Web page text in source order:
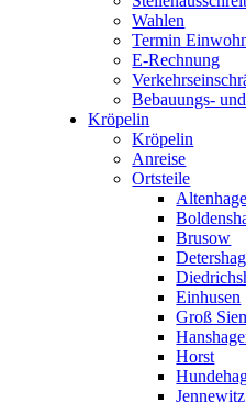
Wahlen
Termin
E-Rechnung
Bebauungs-
Kröpelin
Kröpelin
Anreise
Ortsteile
Brusow
Einhusen
Groß
Horst
Jennewitz